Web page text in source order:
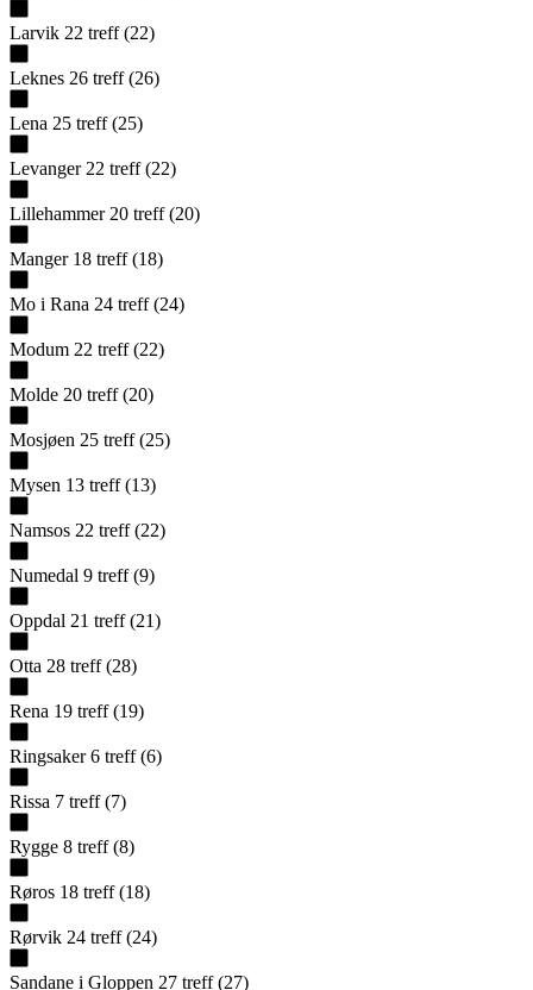
Larvik 22 treff (22)
Leknes 26 treff (26)
Lena 25 treff (25)
Levanger 22 treff (22)
Lillehammer 20 treff (20)
Manger 18 treff (18)
Mo i Rana 24 treff (24)
Modum 22 treff (22)
Molde 20 treff (20)
Mosjøen 25 treff (25)
Mysen 13 treff (13)
Namsos 22 treff (22)
Numedal 9 treff (9)
Oppdal 21 treff (21)
Otta 28 treff (28)
Rena 19 treff (19)
Ringsaker 6 treff (6)
Rissa 7 treff (7)
Rygge 8 treff (8)
Røros 18 treff (18)
Rørvik 24 treff (24)
Sandane i Gloppen 27 treff (27)